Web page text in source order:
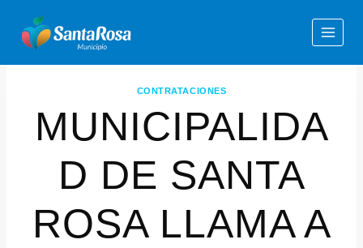
CONTRATACIONES
MUNICIPALIDA
D DE SANTA
ROSA LLAMA A